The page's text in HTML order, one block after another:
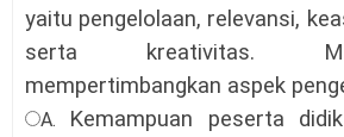
yaitu pengelolaan, relevansi,
serta kreativitas.
mempertimbangkan aspek
A. Kemampuan peserta